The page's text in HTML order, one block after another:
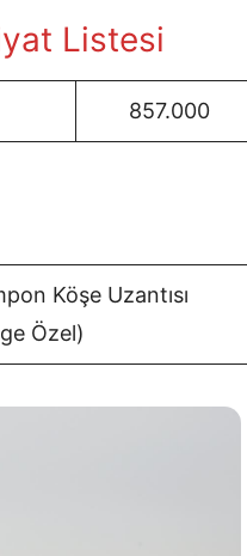
Listesi
857.000
Köşe Uzantısı
Özel)